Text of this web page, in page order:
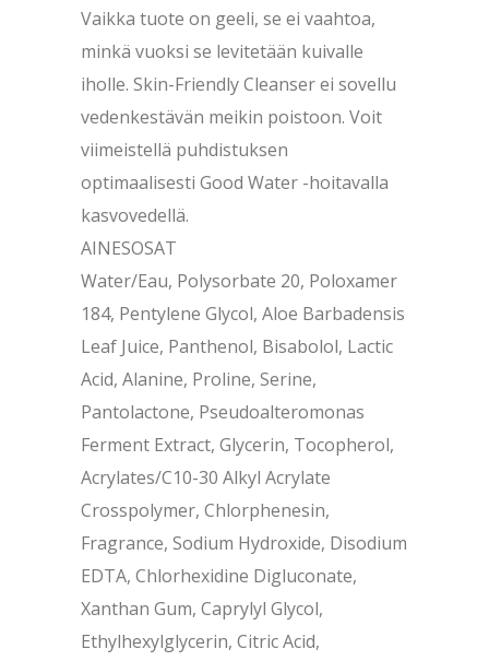
Vaikka tuote on geeli, se ei vaahtoa,
minkä vuoksi se levitetään kuivalle
iholle. Skin-Friendly Cleanser ei sovellu
vedenkestävän meikin poistoon. Voit
viimeistellä puhdistuksen
optimaalisesti Good Water -hoitavalla
kasvovedellä.
AINESOSAT
Water/Eau, Polysorbate 20, Poloxamer
184, Pentylene Glycol, Aloe Barbadensis
Leaf Juice, Panthenol, Bisabolol, Lactic
Acid, Alanine, Proline, Serine,
Pantolactone, Pseudoalteromonas
Ferment Extract, Glycerin, Tocopherol,
Acrylates/C10-30 Alkyl Acrylate
Crosspolymer, Chlorphenesin,
Fragrance, Sodium Hydroxide, Disodium
EDTA, Chlorhexidine Digluconate,
Xanthan Gum, Caprylyl Glycol,
Ethylhexylglycerin, Citric Acid,